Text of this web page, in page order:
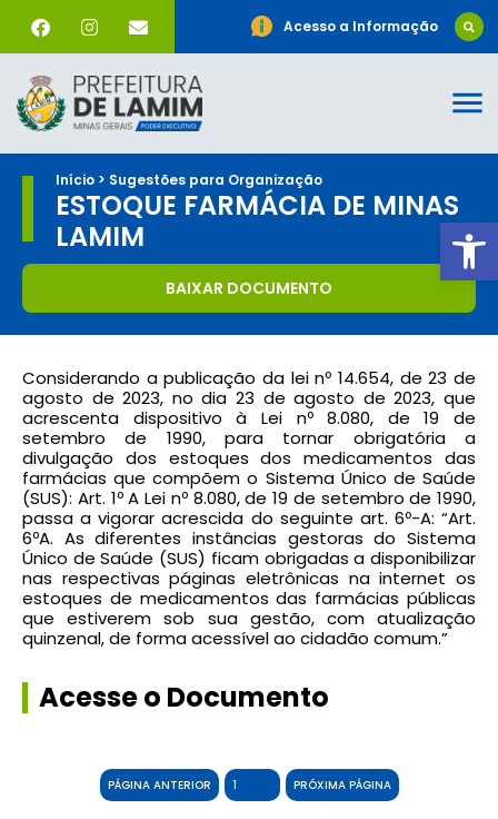
Acesso a Informação
Início > Sugestões para Organização
ESTOQUE FARMÁCIA DE MINAS
LAMIM
BAIXAR DOCUMENTO
Considerando a publicação da lei nº 14.654, de 23 de
agosto de 2023, no dia 23 de agosto de 2023, que
acrescenta dispositivo à Lei nº 8.080, de 19 de
setembro de 1990, para tornar obrigatória a
divulgação dos estoques dos medicamentos das
farmácias que compõem o Sistema Único de Saúde
(SUS): Art. 1º A Lei nº 8.080, de 19 de setembro de 1990,
passa a vigorar acrescida do seguinte art. 6º-A: “Art.
6ºA. As diferentes instâncias gestoras do Sistema
Único de Saúde (SUS) ficam obrigadas a disponibilizar
nas respectivas páginas eletrônicas na internet os
estoques de medicamentos das farmácias públicas
que estiverem sob sua gestão, com atualização
quinzenal, de forma acessível ao cidadão comum.”
Acesse o Documento
PÁGINA ANTERIOR PRÓXIMA PÁGINA